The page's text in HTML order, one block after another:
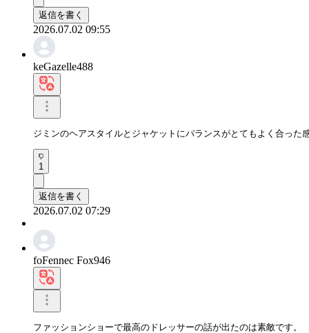
返信を書く
2026.07.02 09:55
keGazelle488
ジミンのヘアスタイルとジャケットにバランスがとてもよく合っ
1
返信を書く
2026.07.02 07:29
foFennec Fox946
ファッションショーで最高のドレッサーの話が出たのは素敵です。